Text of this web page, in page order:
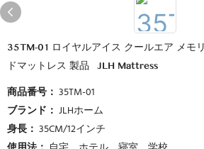
35TM-01 ロイヤルアイス クールエア メモ
ドマットレス 製品 | JLH Mattress
商品番号： 35TM-01
ブランド： JLHホーム
身長： 35CM/12インチ